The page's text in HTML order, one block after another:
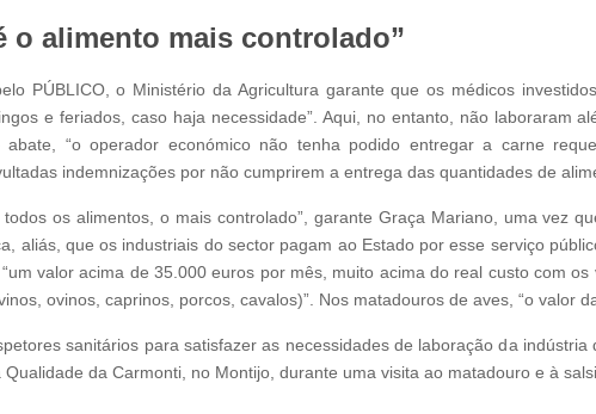
o alimento mais controlado”
PÚBLICO, o Ministério da Agricultura garante que os médicos
e feriados, caso haja necessidade”. Aqui, no entanto, não laboraram
abate, “o operador económico não tenha podido entregar a carne
indemnizações por não cumprirem a entrega das quantidades de
todos os alimentos, o mais controlado”, garante Graça Mariano, uma vez
aliás, que os industriais do sector pagam ao Estado por esse serviço
valor acima de 35.000 euros por mês, muito acima do real custo com
ovinos, caprinos, porcos, cavalos)”. Nos matadouros de aves, “o valor
sanitários para satisfazer as necessidades de laboração da
Qualidade da Carmonti, no Montijo, durante uma visita ao matadouro e à